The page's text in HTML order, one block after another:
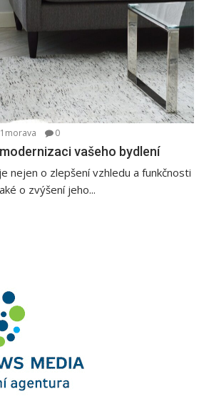
0
vašeho bydlení
nejen o zlepšení vzhledu a funkčnosti
o zvýšení jeho...